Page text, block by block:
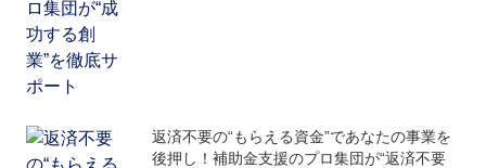
返済不要の“もらえる資金”であなたの事業を
後押し！補助金支援のプロ集団が“返済不要